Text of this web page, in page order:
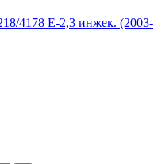
4178 Е-2,3 инжек. (2003-